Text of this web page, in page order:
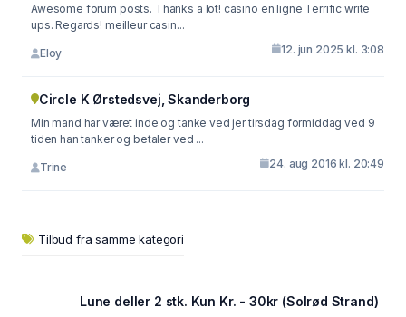
Awesome forum posts. Thanks a lot! casino en ligne Terrific write
ups. Regards! meilleur casin...
Eloy 12. jun 2025 kl. 3:08
Circle K Ørstedsvej, Skanderborg
Min mand har været inde og tanke ved jer tirsdag formiddag ved 9
tiden han tanker og betaler ved ...
Trine 24. aug 2016 kl. 20:49
Tilbud fra samme kategori
Lune deller 2 stk. Kun Kr. - 30kr (Solrød Strand)